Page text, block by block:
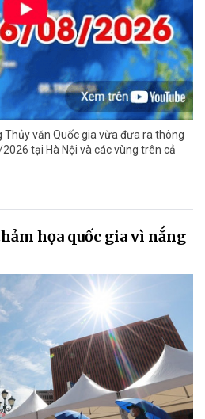
văn Quốc gia vừa đưa ra thông
tại Hà Nội và các vùng trên cả
họa quốc gia vì nắng